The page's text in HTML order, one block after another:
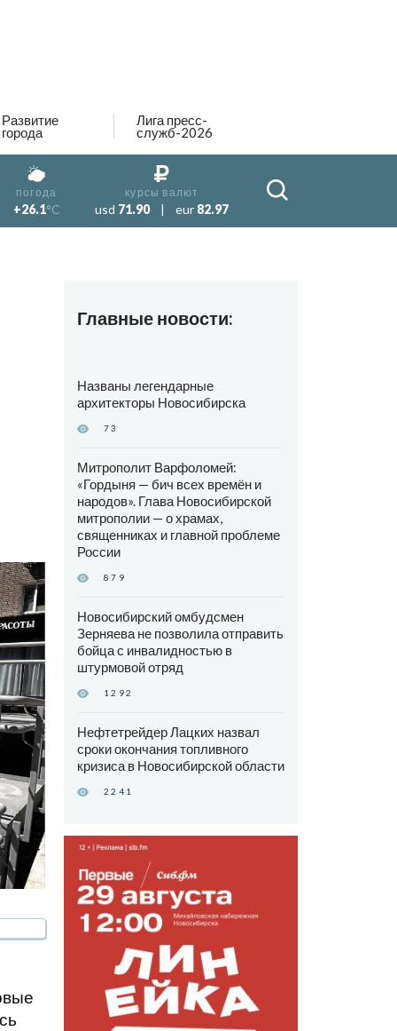
Развитие
города
Лига пресс-
служб-2026
погода
+26.1°C
курсы валют
usd 71.90 | eur 82.97
Главные новости:
Названы легендарные
архитекторы Новосибирска
73
Митрополит Варфоломей:
«Гордыня — бич всех времён и
народов». Глава Новосибирской
митрополии — о храмах,
священниках и главной проблеме
России
879
Новосибирский омбудсмен
Зерняева не позволила отправить
бойца с инвалидностью в
штурмовой отряд
1292
Нефтетрейдер Лацких назвал
сроки окончания топливного
кризиса в Новосибирской области
2241